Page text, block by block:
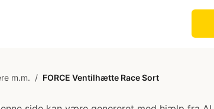
m.m. / FORCE Ventilhætte Race Sort